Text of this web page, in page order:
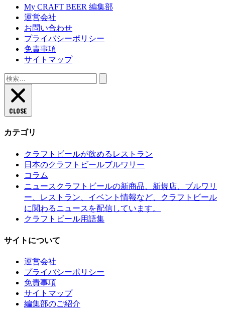
My CRAFT BEER 編集部
運営会社
お問い合わせ
プライバシーポリシー
免責事項
サイトマップ
検
索:
CLOSE
カテゴリ
クラフトビールが飲めるレストラン
日本のクラフトビールブルワリー
コラム
ニュース クラフトビールの新商品、新規店、ブルワリ
ー、レストラン、イベント情報など、クラフトビール
に関わるニュースを配信しています。
クラフトビール用語集
サイトについて
運営会社
プライバシーポリシー
免責事項
サイトマップ
編集部のご紹介